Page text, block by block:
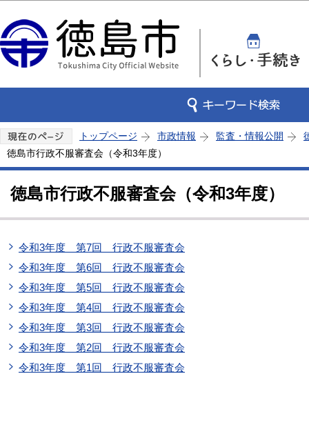
トップページ 市政情報 監査・情報公開
徳島市行政不服審査会（令和3年度）
徳島市行政不服審査会（令和3年度）
令和3年度 第7回 行政不服審査会
令和3年度 第6回 行政不服審査会
令和3年度 第5回 行政不服審査会
令和3年度 第4回 行政不服審査会
令和3年度 第3回 行政不服審査会
令和3年度 第2回 行政不服審査会
令和3年度 第1回 行政不服審査会